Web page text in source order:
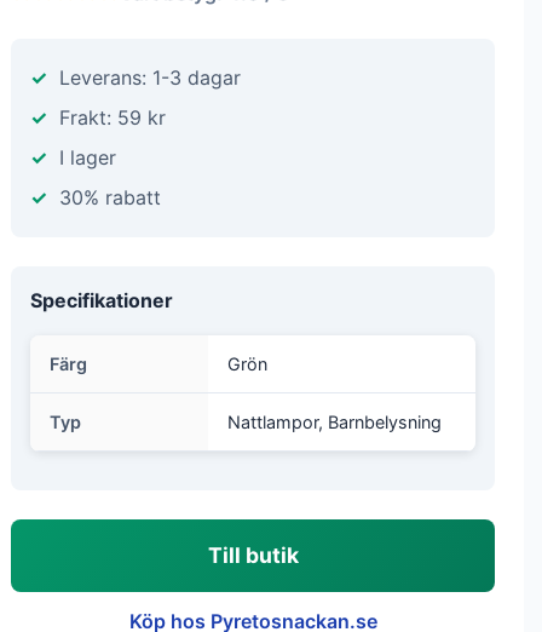
Leverans: 1-3 dagar
Frakt: 59 kr
I lager
30% rabatt
Specifikationer
Färg Grön
Typ Nattlampor, Barnbelysning
Till butik
Köp hos Pyretosnackan.se